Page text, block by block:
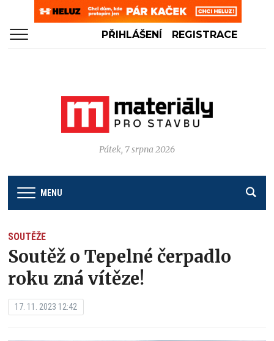
PŘIHLÁŠENÍ REGISTRACE
Pátek, 7 srpna 2026
MENU
SOUTĚŽE
Soutěž o Tepelné čerpadlo
roku zná vítěze!
17. 11. 2023 12:42